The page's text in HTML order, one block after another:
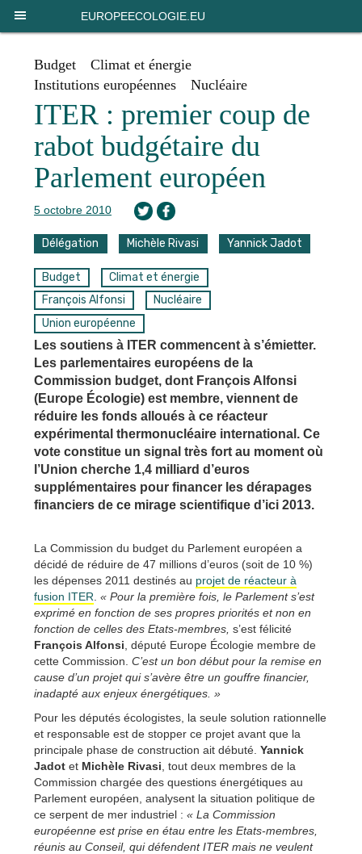
EUROPEECOLOGIE.EU
Budget
Climat et énergie
Institutions européennes
Nucléaire
ITER : premier coup de
rabot budgétaire du
Parlement européen
5 octobre 2010
Délégation Michèle Rivasi Yannick Jadot
Budget
Climat et énergie
François Alfonsi
Nucléaire
Union européenne
Les soutiens à ITER commencent à s’émietter.
Les parlementaires européens de la
Commission budget, dont François Alfonsi
(Europe Écologie) est membre, viennent de
réduire les fonds alloués à ce réacteur
expérimental thermonucléaire international. Ce
vote constitue un signal très fort au moment où
l’Union cherche 1,4 milliard d’euros
supplémentaires pour financer les dérapages
financiers de ce mirage scientifique d’ici 2013.
La Commission du budget du Parlement européen a
décidé de réduire de 47 millions d’euros (soit de 10 %)
les dépenses 2011 destinés au projet de réacteur à
fusion ITER « Pour la première fois, le Parlement s’est
exprimé en fonction de ses propres priorités et non en
fonction de celles des Etats-membres, s’est félicité
François Alfonsi , député Europe Écologie membre de
cette Commission. C’est un bon début pour la remise en
cause d’un projet qui s’avère être un gouffre financier,
inadapté aux enjeux énergétiques. »
Pour les députés écologistes, la seule solution rationnelle
et responsable est de stopper ce projet avant que la
principale phase de construction ait débuté. Yannick
Jadot et Michèle Rivasi , tout deux membres de la
Commission chargée des questions énergétiques au
Parlement européen, analysent la situation politique de
ce serpent de mer industriel : « La Commission
européenne est prise en étau entre les Etats-membres,
réunis au Conseil, qui défendent ITER mais ne veulent